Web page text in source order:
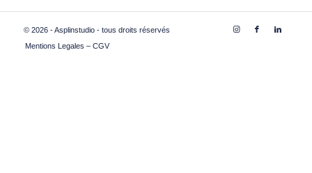
© 2026 - Asplinstudio - tous droits réservés
Mentions Legales – CGV